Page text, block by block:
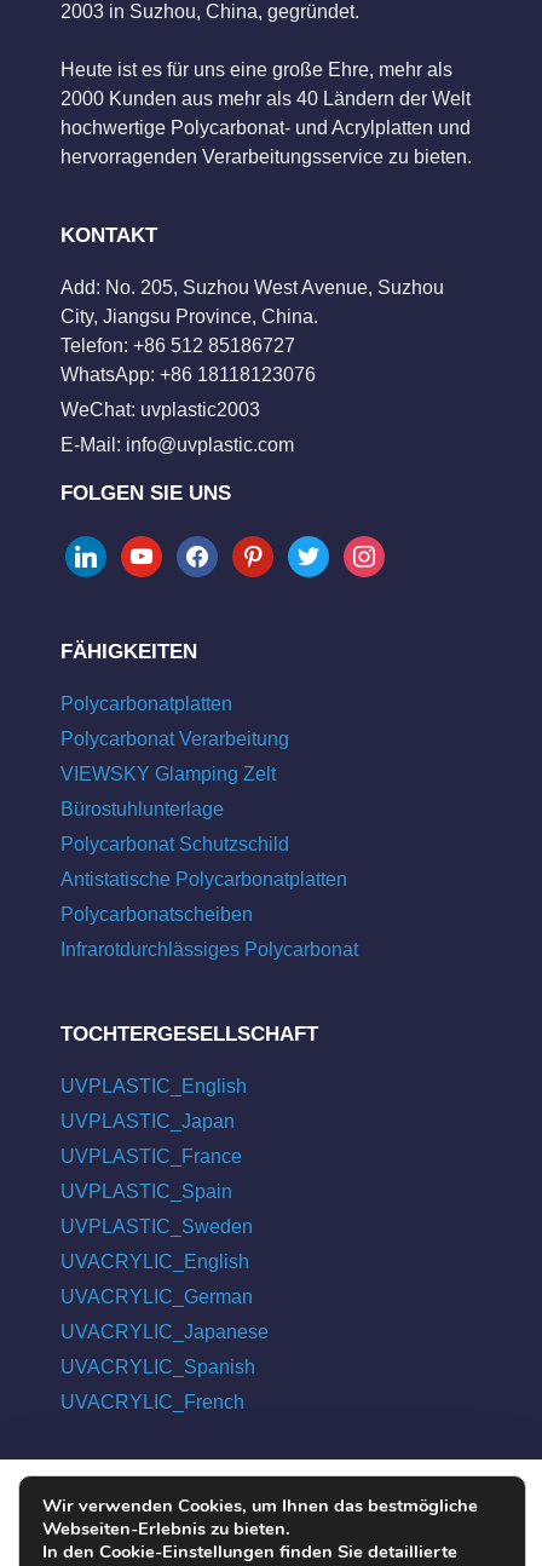
2003 in Suzhou, China, gegründet.
Heute ist es für uns eine große Ehre, mehr als
2000 Kunden aus mehr als 40 Ländern der Welt
hochwertige Polycarbonat- und Acrylplatten und
hervorragenden Verarbeitungsservice zu bieten.
KONTAKT
Add: No. 205, Suzhou West Avenue, Suzhou
City, Jiangsu Province, China.
Telefon: +86 512 85186727
WhatsApp: +86 18118123076
WeChat: uvplastic2003
E-Mail: info@uvplastic.com
FOLGEN SIE UNS
linkedinyoutubefacebookpinteresttwitter instagram
FÄHIGKEITEN
Polycarbonatplatten
Polycarbonat Verarbeitung
VIEWSKY Glamping Zelt
Bürostuhlunterlage
Polycarbonat Schutzschild
Antistatische Polycarbonatplatten
Polycarbonatscheiben
Infrarotdurchlässiges Polycarbonat
TOCHTERGESELLSCHAFT
UVPLASTIC_English
UVPLASTIC_Japan
UVPLASTIC_France
UVPLASTIC_Spain
UVPLASTIC_Sweden
UVACRYLIC_English
UVACRYLIC_German
UVACRYLIC_Japanese
UVACRYLIC_Spanish
UVACRYLIC_French
COPYRIGHT © 2004 - 2026 UVPLASTIC MATERIAL TECHNOLOGY
CO., LTD. ALL RIGHTS RESERVED
Wir verwenden Cookies, um Ihnen das bestmögliche
Webseiten-Erlebnis zu bieten.
In den Cookie-Einstellungen finden Sie detaillierte